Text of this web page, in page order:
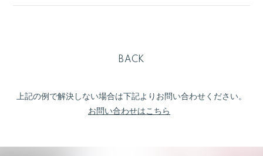
BACK
上記の例で解決しない場合は下記よりお問い合わせください。
お問い合わせはこちら